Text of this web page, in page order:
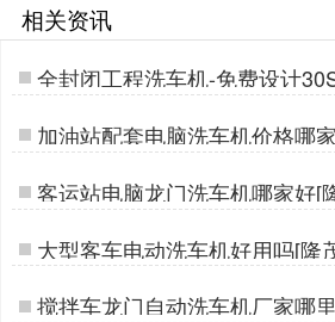
相关资讯
全封闭工程洗车机-免费设计
行[隆茂鑫晟]…
加油站配套电脑洗车机价格哪
茂鑫晟]…
客运站电脑龙门洗车机哪家好[
…
大型客车电动洗车机好用吗[隆
搅拌车龙门自动洗车机厂家哪